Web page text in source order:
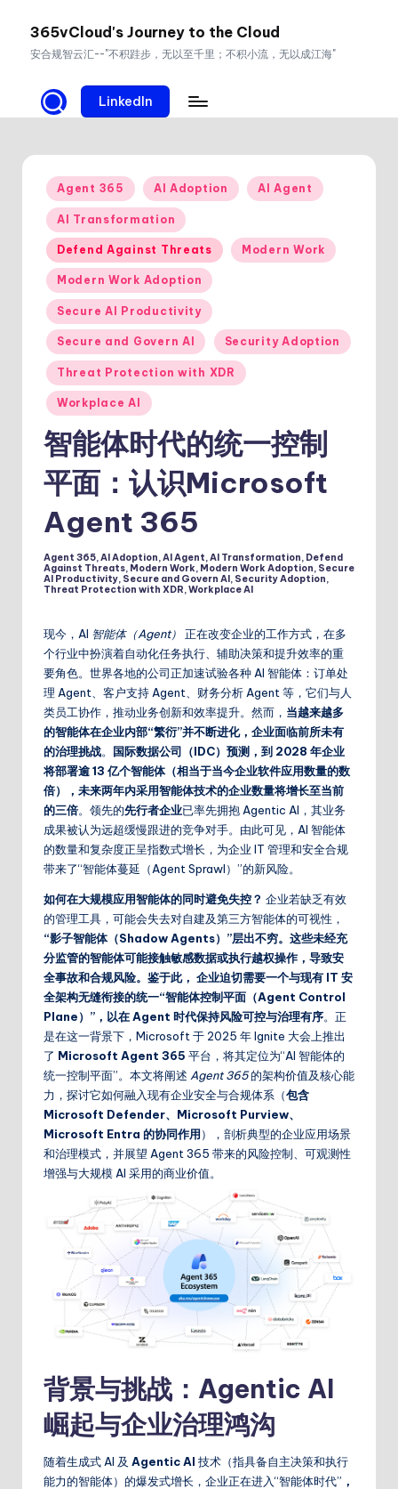
365vCloud's Journey to the Cloud
安合规智云汇--"不积跬步，无以至千里；不积小流，无以成江海"
LinkedIn
Posted
in
Agent 365 AI Adoption AI Agent
AI Transformation
Defend Against Threats Modern Work
Modern Work Adoption
Secure AI Productivity
Secure and Govern AI Security Adoption
Threat Protection with XDR
Workplace AI
智能体时代的统一控制
平面：认识Microsoft
Agent 365
Posted
in
Agent 365 AI Adoption AI Agent AI Transformation Defend
Against Threats Modern Work Modern Work Adoption Secure
AI Productivity Secure and Govern AI Security Adoption
Threat Protection with XDR Workplace AI
现今，AI 智能体（Agent）
正在改变企业的工作方式，在多
个行业中扮演着自动化任务执行、辅助决策和提升效率的重
要角色。世界各地的公司正加速试验各种 AI 智能体：订单处
理 Agent、客户支持 Agent、财务分析 Agent 等，它们与人
类员工协作，推动业务创新和效率提升。然而， 当越来越多
的智能体在企业内部“繁衍”并不断进化，企业面临前所未有
的治理挑战。 国际数据公司（IDC）预测，到 2028 年企业
将部署逾 13 亿个智能体（相当于当今企业软件应用数量的数
倍），未来两年内采用智能体技术的企业数量将增长至当前
的三倍。领先的先行者企业已率先拥抱 Agentic AI，其业务
成果被认为远超缓慢跟进的竞争对手。由此可见，AI 智能体
的数量和复杂度正呈指数式增长，为企业 IT 管理和安全合规
带来了“智能体蔓延（Agent Sprawl）”的新风险。
如何在大规模应用智能体的同时避免失控？ 企业若缺乏有效
的管理工具，可能会失去对自建及第三方智能体的可视性，
“影子智能体（Shadow Agents）”层出不穷。这些未经充
分监管的智能体可能接触敏感数据或执行越权操作，导致安
全事故和合规风险。鉴于此， 企业迫切需要一个与现有 IT 安
全架构无缝衔接的统一“智能体控制平面（Agent Control
Plane）”，以在 Agent 时代保持风险可控与治理有序。正
是在这一背景下，Microsoft 于 2025 年 Ignite 大会上推出
了 Microsoft Agent 365 平台，将其定位为“AI 智能体的
统一控制平面”。本文将阐述 Agent 365的架构价值及核心能
力，探讨它如何融入现有企业安全与合规体系（包含
Microsoft Defender、Microsoft Purview、
Microsoft Entra 的协同作用），剖析典型的企业应用场景
和治理模式，并展望 Agent 365 带来的风险控制、可观测性
增强与大规模 AI 采用的商业价值。
背景与挑战：Agentic AI
崛起与企业治理鸿沟
随着生成式 AI 及 Agentic AI 技术（指具备自主决策和执行
能力的智能体）的爆发式增长，企业正在进入“智能体时代” ，